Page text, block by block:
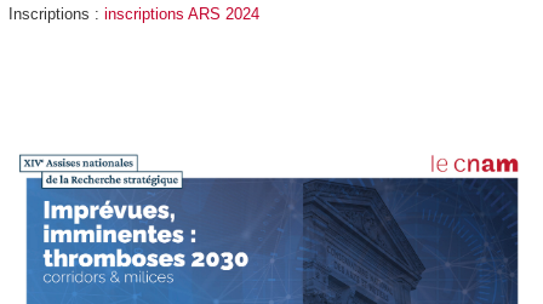
Inscriptions : inscriptions ARS 2024